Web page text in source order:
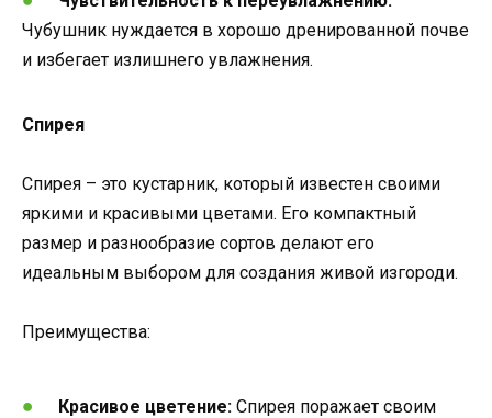
Чубушник нуждается в хорошо дренированной почве
и избегает излишнего увлажнения.
Спирея
Спирея – это кустарник, который известен своими
яркими и красивыми цветами. Его компактный
размер и разнообразие сортов делают его
идеальным выбором для создания живой изгороди.
Преимущества:
Красивое цветение: Спирея поражает своим